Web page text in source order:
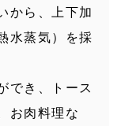
から、上下加
水蒸気）を採
でき、トース
お肉料理な